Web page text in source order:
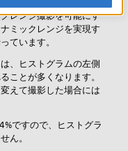
レンジ撮影を可能にす
ミックレンジを実現す
ています。
、ヒストグラムの左側
ことが多くなります。
えて撮影した場合には
ですので、ヒストグラ
ん。